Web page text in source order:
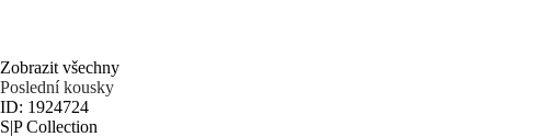
Zobrazit všechny
Poslední kousky
ID: 1924724
S|P Collection